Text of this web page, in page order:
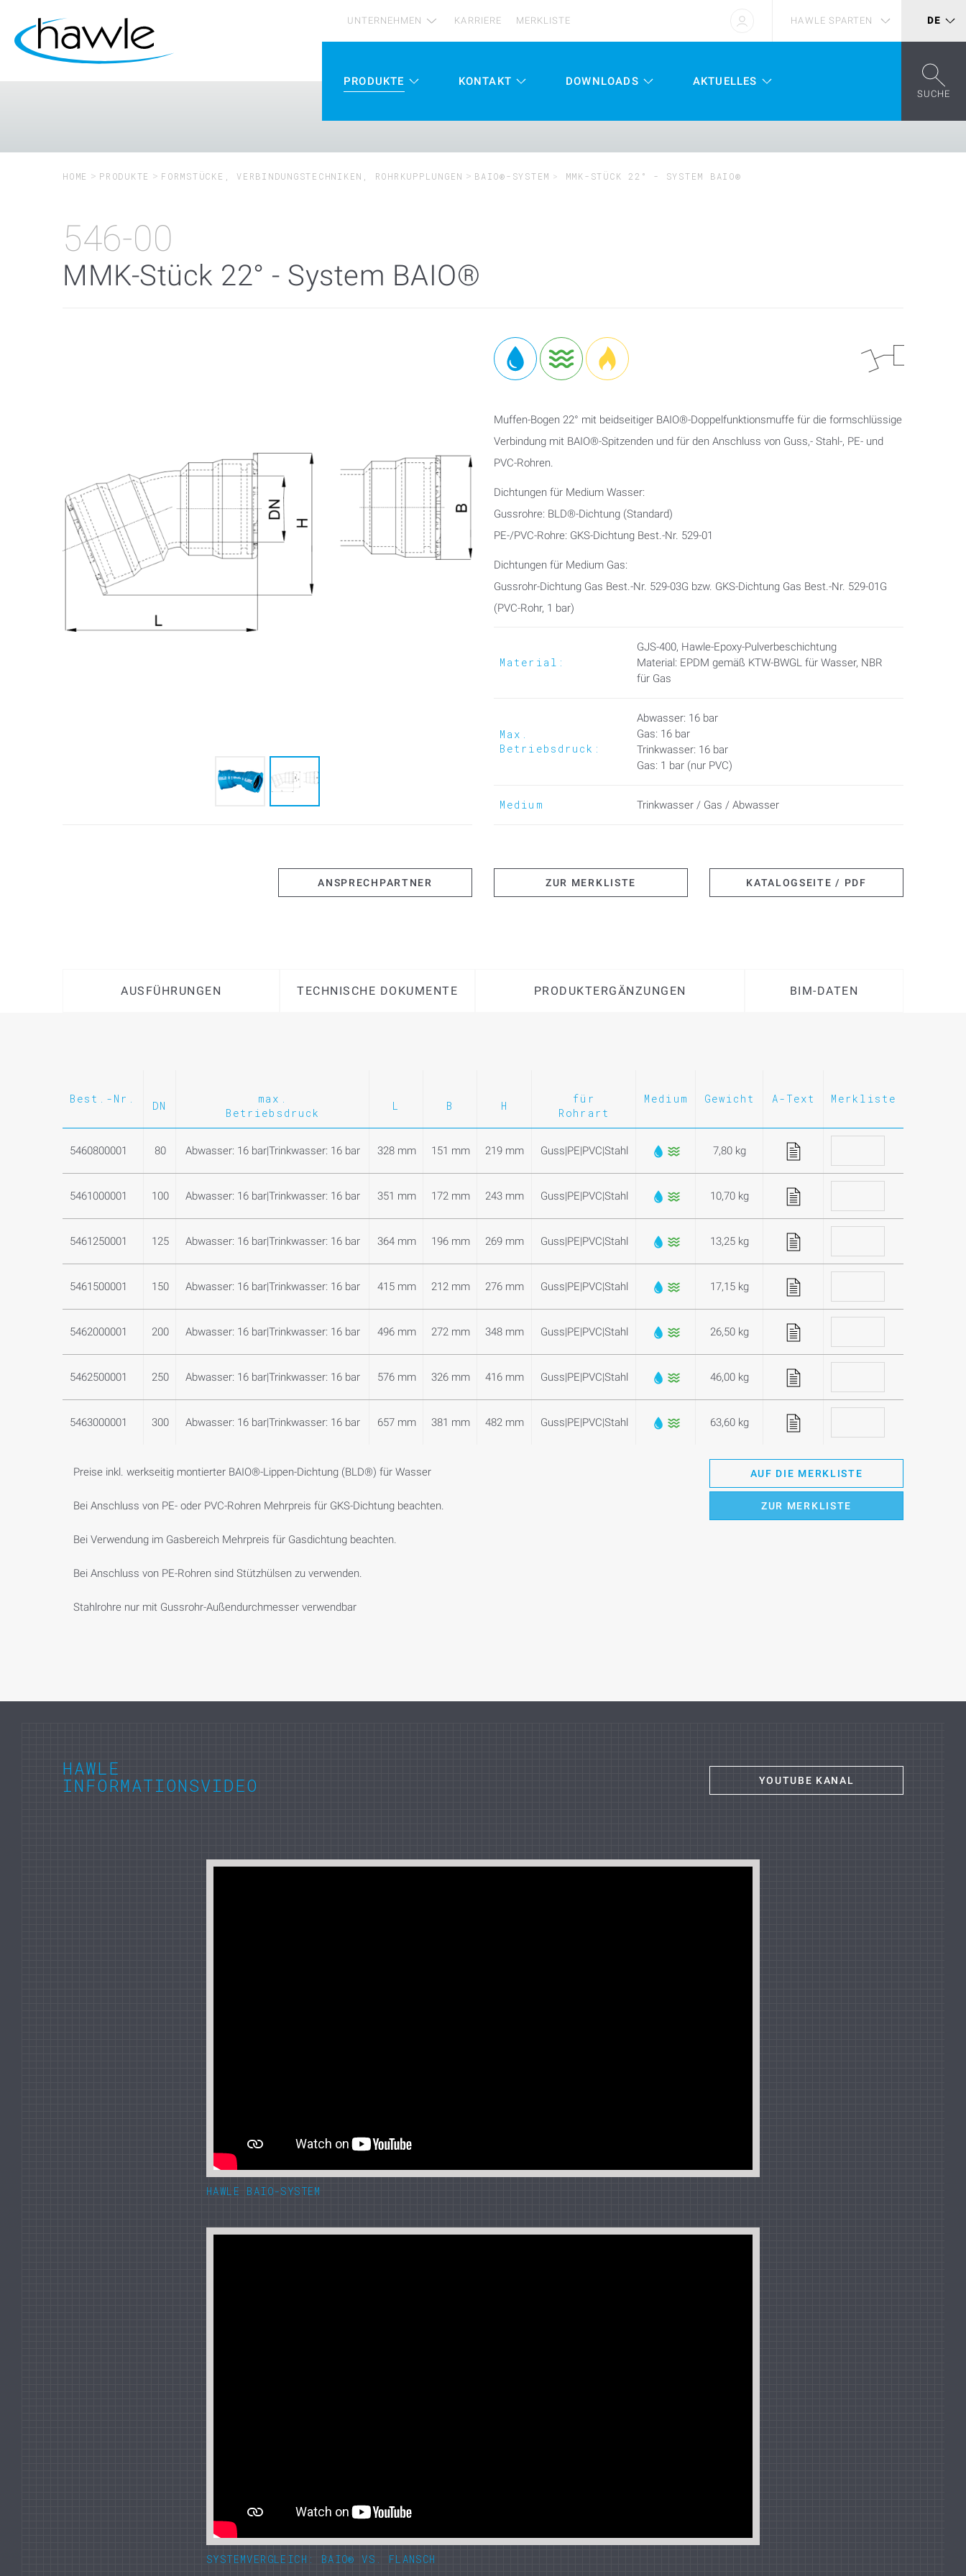
UNTERNEHMEN KARRIERE MERKLISTE HAWLE SPARTEN DE
PRODUKTE KONTAKT DOWNLOADS AKTUELLES
SUCHE
HOME PRODUKTE FORMSTÜCKE, VERBINDUNGSTECHNIKEN, ROHRKUPPLUNGEN BAIO®-SYSTEM MMK-STÜCK 22° - SYSTEM BAIO®
546-00
MMK-Stück 22° - System BAIO®
Muffen-Bogen 22° mit beidseitiger BAIO®-Doppelfunktionsmuffe für die formschlüssige
Verbindung mit BAIO®-Spitzenden und für den Anschluss von Guss,- Stahl-, PE- und
PVC-Rohren.
Dichtungen für Medium Wasser:
Gussrohre: BLD®-Dichtung (Standard)
PE-/PVC-Rohre: GKS-Dichtung Best.-Nr. 529-01
Dichtungen für Medium Gas:
Gussrohr-Dichtung Gas Best.-Nr. 529-03G bzw. GKS-Dichtung Gas Best.-Nr. 529-01G
(PVC-Rohr, 1 bar)
Material:
GJS-400, Hawle-Epoxy-Pulverbeschichtung
Material: EPDM gemäß KTW-BWGL für Wasser, NBR
für Gas
Max.
Betriebsdruck:
Abwasser: 16 bar
Gas: 16 bar
Trinkwasser: 16 bar
Gas: 1 bar (nur PVC)
Medium Trinkwasser / Gas / Abwasser
ANSPRECHPARTNER ZUR MERKLISTE KATALOGSEITE / PDF
AUSFÜHRUNGEN TECHNISCHE DOKUMENTE PRODUKTERGÄNZUNGEN BIM-DATEN
Best.-Nr.
DN
max.
Betriebsdruck
L B H
für
Rohrart
Medium Gewicht A-Text Merkliste
5460800001 80 Abwasser: 16 bar|Trinkwasser: 16 bar 328 mm 151 mm 219 mm Guss|PE|PVC|Stahl 7,80 kg
5461000001 100 Abwasser: 16 bar|Trinkwasser: 16 bar 351 mm 172 mm 243 mm Guss|PE|PVC|Stahl 10,70 kg
5461250001 125 Abwasser: 16 bar|Trinkwasser: 16 bar 364 mm 196 mm 269 mm Guss|PE|PVC|Stahl 13,25 kg
5461500001 150 Abwasser: 16 bar|Trinkwasser: 16 bar 415 mm 212 mm 276 mm Guss|PE|PVC|Stahl 17,15 kg
5462000001 200 Abwasser: 16 bar|Trinkwasser: 16 bar 496 mm 272 mm 348 mm Guss|PE|PVC|Stahl 26,50 kg
5462500001 250 Abwasser: 16 bar|Trinkwasser: 16 bar 576 mm 326 mm 416 mm Guss|PE|PVC|Stahl 46,00 kg
5463000001 300 Abwasser: 16 bar|Trinkwasser: 16 bar 657 mm 381 mm 482 mm Guss|PE|PVC|Stahl 63,60 kg
AUF DIE MERKLISTE
ZUR MERKLISTE
Preise inkl. werkseitig montierter BAIO®-Lippen-Dichtung (BLD®) für Wasser
Bei Anschluss von PE- oder PVC-Rohren Mehrpreis für GKS-Dichtung beachten.
Bei Verwendung im Gasbereich Mehrpreis für Gasdichtung beachten.
Bei Anschluss von PE-Rohren sind Stützhülsen zu verwenden.
Stahlrohre nur mit Gussrohr-Außendurchmesser verwendbar
HAWLE
INFORMATIONSVIDEO YOUTUBE KANAL
HAWLE BAIO-SYSTEM
SYSTEMVERGLEICH: BAIO® VS. FLANSCH